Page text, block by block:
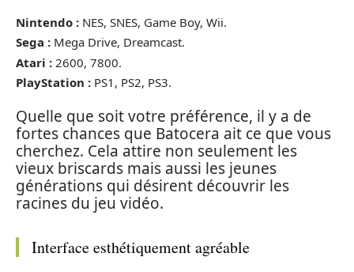
Nintendo : NES, SNES, Game Boy, Wii.
Sega : Mega Drive, Dreamcast.
Atari : 2600, 7800.
PlayStation : PS1, PS2, PS3.
Quelle que soit votre préférence, il y a de
fortes chances que Batocera ait ce que vous
cherchez. Cela attire non seulement les
vieux briscards mais aussi les jeunes
générations qui désirent découvrir les
racines du jeu vidéo.
Interface esthétiquement agréable